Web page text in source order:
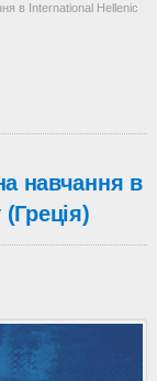
в International Hellenic
навчання в